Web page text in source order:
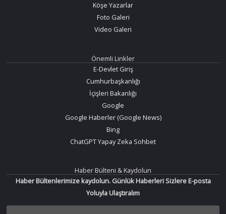
Köşe Yazarlar
Foto Galeri
Video Galeri
Önemli Linkler
E-Devlet Giriş
Cumhurbaşkanlığı
İçişleri Bakanlığı
Google
Google Haberler (Google News)
Bing
ChatGPT Yapay Zeka Sohbet
Haber Bülteni & Kaydolun
Haber Bültenlerimize kaydolun. Günlük Haberleri Sizlere E-posta
Yoluyla Ulaştıralım